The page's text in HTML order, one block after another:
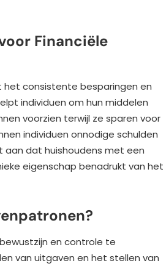
Financiële
het consistente besparingen en
individuen om hun middelen
voorzien terwijl ze sparen voor
individuen onnodige schulden
aan dat huishoudens met een
eigenschap benadrukt van het
en controle te
van uitgaven en het stellen van